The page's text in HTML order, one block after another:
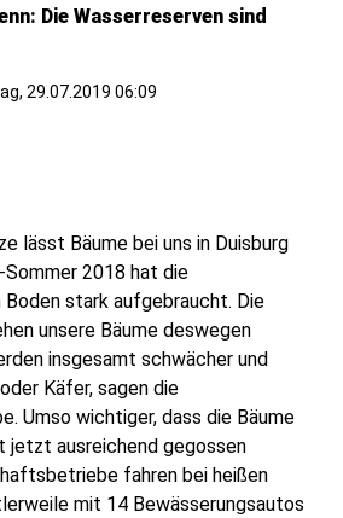
Die Wasserreserven sind
29.07.2019 06:09
lässt Bäume bei uns in Duisburg
2018 hat die
Boden stark aufgebraucht. Die
unsere Bäume deswegen
insgesamt schwächer und
Käfer, sagen die
Umso wichtiger, dass die Bäume
jetzt ausreichend gegossen
fahren bei heißen
mit 14 Bewässerungsautos